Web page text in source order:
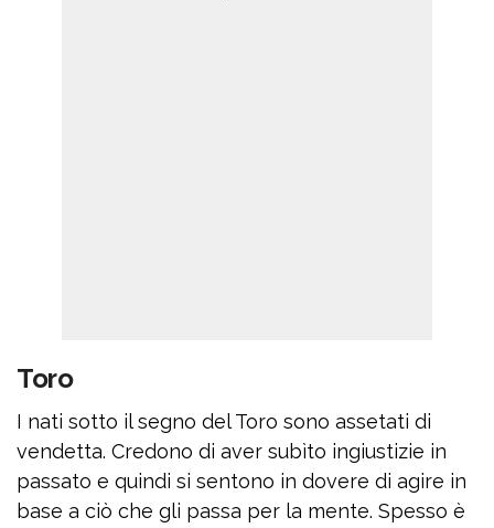
Toro
I nati sotto il segno del Toro sono assetati di
vendetta. Credono di aver subìto ingiustizie in
passato e quindi si sentono in dovere di agire in
base a ciò che gli passa per la mente. Spesso è